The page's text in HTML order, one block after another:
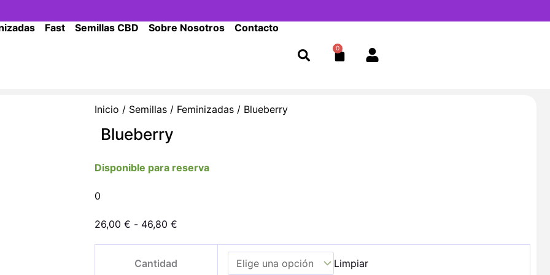
Fast Semillas CBD Sobre Nosotros Contacto
0
Cart
Inicio / Semillas/ Feminizadas/ Blueberry
Blueberry
Disponible para reserva
0
26,00 € - 46,80 €Rango
desde
Cantidad Limpiar
cantidad